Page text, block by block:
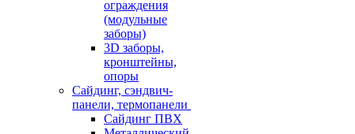
ограждения
(модульные
заборы)
3D заборы,
кронштейны,
опоры
Cайдинг, сэндвич-
панели, термопанели
Сайдинг ПВХ